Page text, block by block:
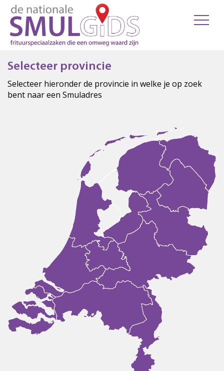
Selecteer provincie
Selecteer hieronder de provincie in welke je op zoek
bent naar een Smuladres